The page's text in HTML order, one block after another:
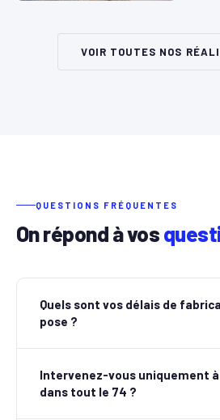
VOIR TOUTES NOS
QUESTIONS FRÉQUENTES
On répond à vos
Quels sont vos délais de
pose ?
votre projet. Pour une commande
moyenne 3 à 6 semaines entre la
pose. Grâce à notre grand stock et
Intervenez-vous uniquement
dans tout le 74 ?